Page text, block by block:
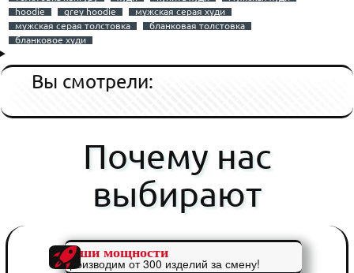
hoodie
grey hoodie
мужская серая худи
мужская серая толстовка
бланковая толстовка
бланковое худи
Вы смотрели:
Почему нас
выбирают
Наши мощности
Производим от 300 изделий за смену!